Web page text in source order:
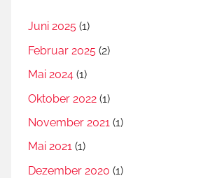
Juni 2025 (1)
Februar 2025 (2)
Mai 2024 (1)
Oktober 2022 (1)
November 2021 (1)
Mai 2021 (1)
Dezember 2020 (1)